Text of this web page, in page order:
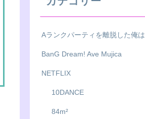
Aランクパーティを離脱した俺は
BanG Dream! Ave Mujica
NETFLIX
10DANCE
84m²